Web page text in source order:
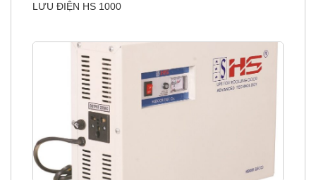
LƯU ĐIỆN HS 1000